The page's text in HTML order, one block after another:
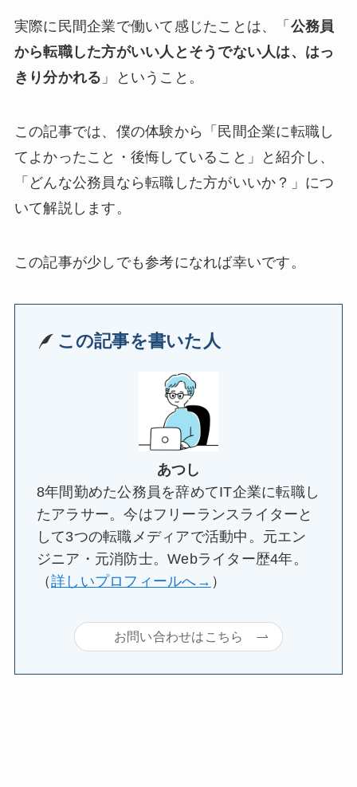
実際に民間企業で働いて感じたことは、「 公務員
から転職した方がいい人とそうでない人は、はっ
きり分かれる 」ということ。
この記事では、僕の体験から「民間企業に転職し
てよかったこと・後悔していること」と紹介し、
「どんな公務員なら転職した方がいいか？」につ
いて解説します。
この記事が少しでも参考になれば幸いです。
この記事を書いた人
あつし
8年間勤めた公務員を辞めてIT企業に転職し
たアラサー。今はフリーランスライターと
して3つの転職メディアで活動中。元エン
ジニア・元消防士。Webライター歴4年。
（詳しいプロフィールへ→ ）
お問い合わせはこちら